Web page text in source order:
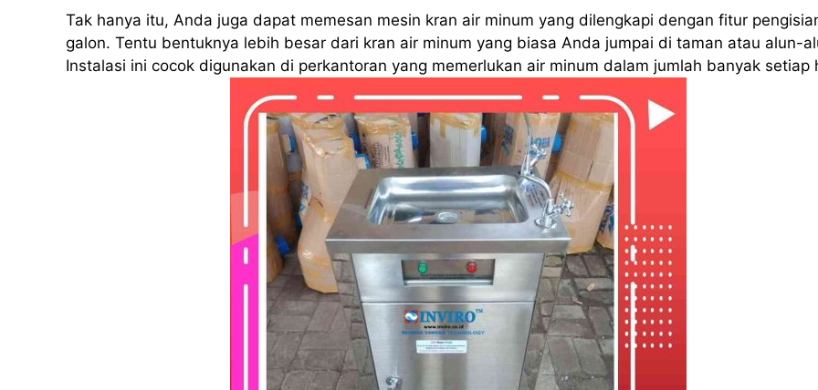
Tak hanya itu, Anda juga dapat memesan mesin kran air minum yang dilengkapi dengan fitur
galon. Tentu bentuknya lebih besar dari kran air minum yang biasa Anda jumpai di taman atau alun-
Instalasi ini cocok digunakan di perkantoran yang memerlukan air minum dalam jumlah banyak setiap